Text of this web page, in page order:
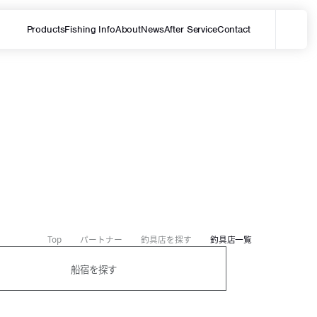
ProductsFishing InfoAboutNewsAfter ServiceContact
サイト内を検索する
Top パートナー 釣具店を探す 釣具店一覧
船宿を探す